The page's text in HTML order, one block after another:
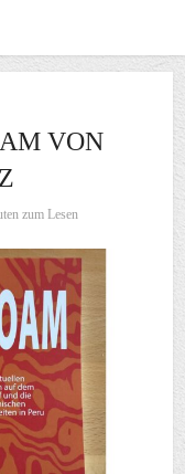
VON
zum Lesen